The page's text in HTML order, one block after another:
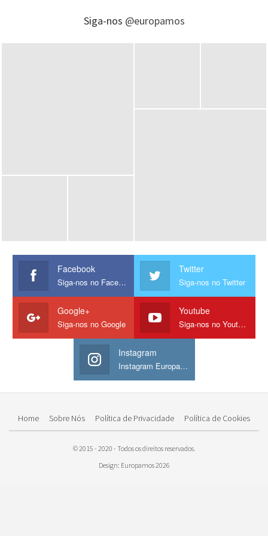
Siga-nos @europamos
Facebook
Siga-nos no Facebook
Twitter
Siga-nos no Twitter
Google+
Siga-nos no Google
Youtube
Siga-nos no Youtube
Instagram
Instagram Europamos
Home Sobre Nós Política de Privacidade Política de Cookies
© 2015 - 2020 - Todos os direitos reservados.
Design: Europamos 2026